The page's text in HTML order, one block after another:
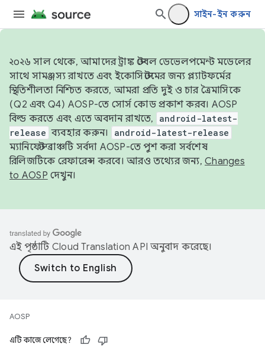
সাইন-ইন করুন
২০২৬ সাল থেকে, আমাদের ট্রাঙ্ক স্টেবল ডেভেলপমেন্ট মডেলের
সাথে সামঞ্জস্য রাখতে এবং ইকোসিস্টেমের জন্য প্ল্যাটফর্মের
স্থিতিশীলতা নিশ্চিত করতে, আমরা প্রতি দুই ও চার ত্রৈমাসিকে
(Q2 এবং Q4) AOSP-তে সোর্স কোড প্রকাশ করব। AOSP
বিল্ড করতে এবং এতে অবদান রাখতে,
android-latest-
release ব্যবহার করুন। android-latest-release
ম্যানিফেস্ট ব্রাঞ্চটি সর্বদা AOSP-তে পুশ করা সর্বশেষ
রিলিজটিকে রেফারেন্স করবে। আরও তথ্যের জন্য, Changes
to AOSP দেখুন।
এই পৃষ্ঠাটি Cloud Translation API অনুবাদ করেছে।
AOSP
এটি কাজে লেগেছে?